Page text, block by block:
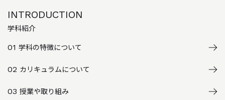
INTRODUCTION
学科紹介
01 学科の特徴について
02 カリキュラムについて
03 授業や取り組み